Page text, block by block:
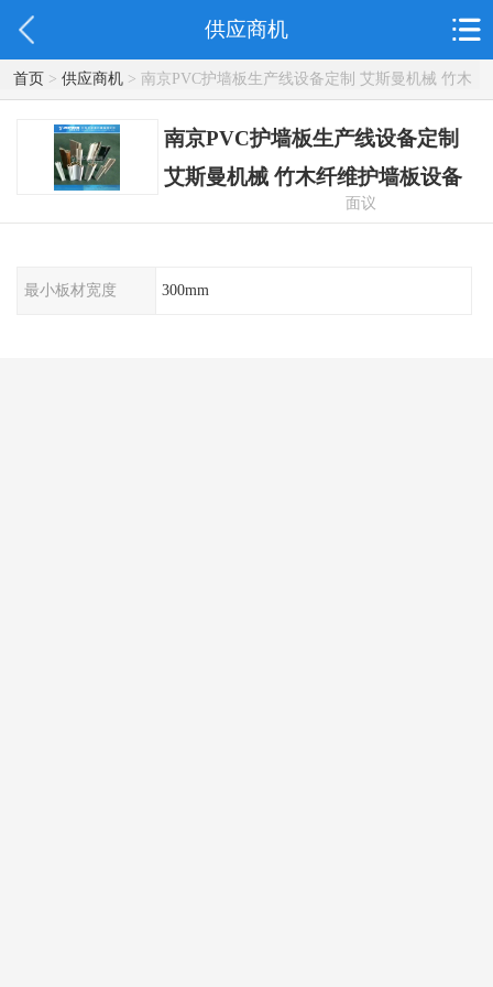
供应商机
首页> 供应商机> 南京PVC护墙板生产线设备定制 艾斯曼机械 竹木
纤维护墙板设备
南京PVC护墙板生产线设备定制
艾斯曼机械 竹木纤维护墙板设备
面议
最小板材宽度 300mm